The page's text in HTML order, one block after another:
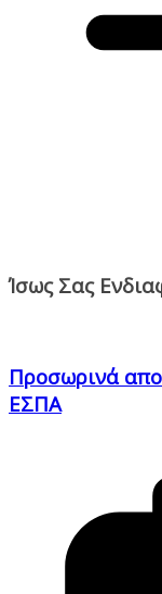
Ίσως Σας
Προσωρινά
ΕΣΠΑ